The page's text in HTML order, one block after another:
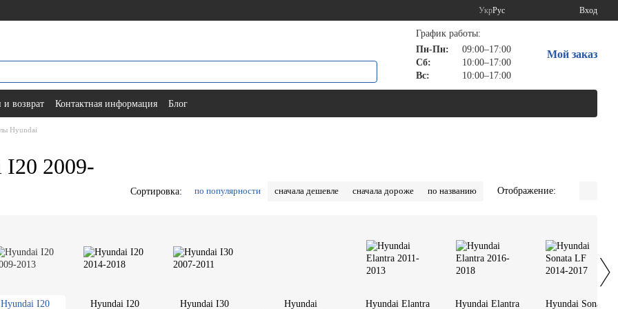
УкрРус Вход
График работы:
Пн-Пн:
09:00–17:00
Сб:
10:00–17:00
Вс:
10:00–17:00
Мой заказ
возврат Контактная информация Блог
Hyundai
2009-
Сортировка: по популярности сначала дешевле сначала дороже по названию Отображение:
Hyundai I20
Hyundai I20
Hyundai I30
Hyundai
Hyundai Elantra
Hyundai Elantra
Hyundai Sonata